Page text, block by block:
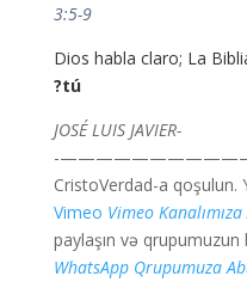
3:5-9
Dios habla claro; La
tú?
-JOSÉ LUIS JAVIER
CristoVerdad-a qoşulun.
Vimeo Vimeo
paylaşın və
WhatsApp Qrupumuza